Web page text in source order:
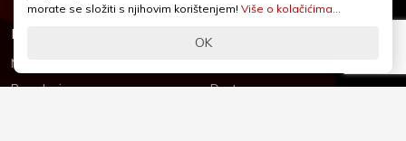
Informacije
Novosti & Promocije
Brandovi
Podrška
Dostava
morate se složiti s njihovim korištenjem! Više o kolačićima...
OK